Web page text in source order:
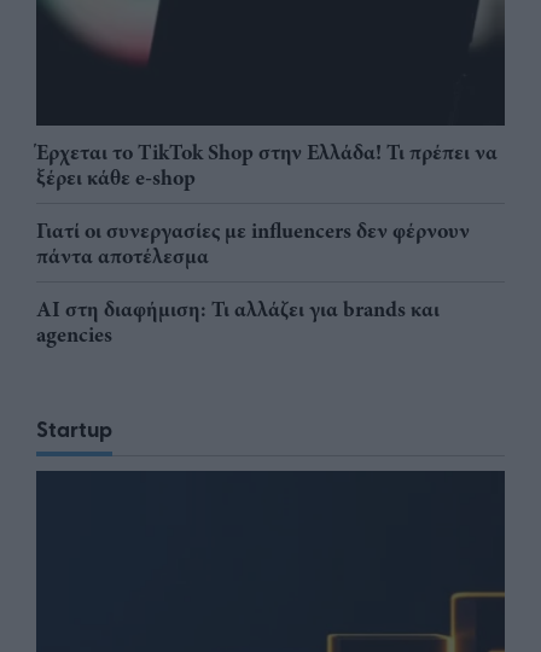
Έρχεται το TikTok Shop στην Ελλάδα! Τι πρέπει να
ξέρει κάθε e-shop
Γιατί οι συνεργασίες με influencers δεν φέρνουν
πάντα αποτέλεσμα
AI στη διαφήμιση: Τι αλλάζει για brands και
agencies
Startup